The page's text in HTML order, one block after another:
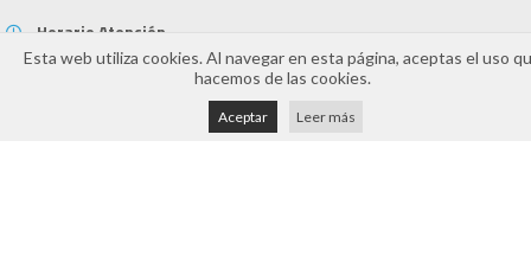
Horario Atención
Atención telefónica y online: 8:30h a 14:30h (de lunes a
Presencial mediante cita previa
Esta web utiliza cookies. Al navegar en esta página, aceptas el uso
hacemos de las cookies.
Aceptar Leer más